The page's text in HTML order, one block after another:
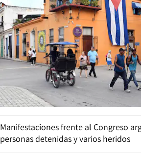
Manifestaciones frente al Congreso
personas detenidas y varios heridos